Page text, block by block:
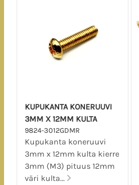
KUPUKANTA KONERUUVI
3MM X 12MM KULTA
9824-3012GDMR
Kupukanta koneruuvi
3mm x 12mm kulta kierre
3mm (M3) pituus 12mm
väri kulta...